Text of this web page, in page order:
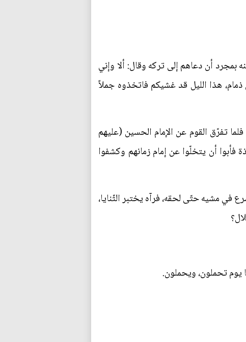
بمجرد أن دعاهم إلى تركه وقال: ألا وإني
هذا الليل قد غشيكم فاتخذوه جملاً
تفرّق القوم عن الإمام الحسين (عليهم
أن يتخلّوا عن إمام زمانهم وكشفوا
في مشيه حتّى لحقه، فرآه يختبر الثّنايا،
يوم تحملون، ويحملون.